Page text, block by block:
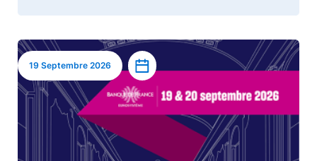
Image
19 Septembre 2026 Ajouter à l’agenda